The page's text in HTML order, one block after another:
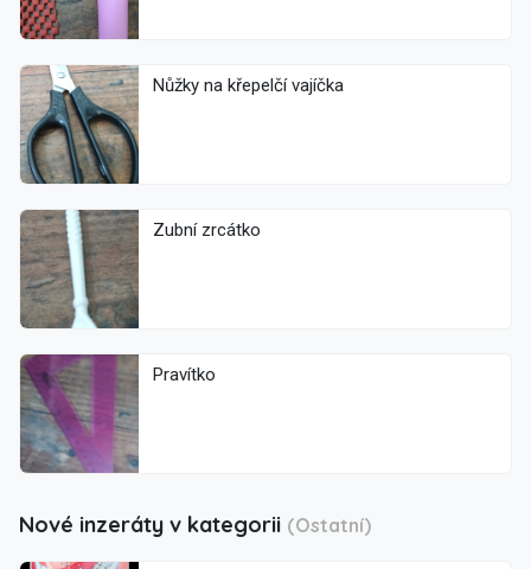
Nůžky na křepelčí vajíčka
Zubní zrcátko
Pravítko
Nové inzeráty v kategorii (Ostatní)